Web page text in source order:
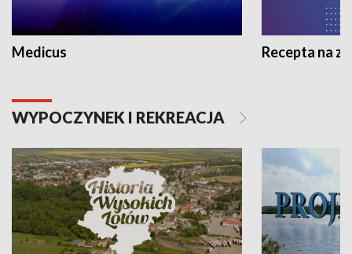
Medicus Recepta na
WYPOCZYNEK I REKREACJA